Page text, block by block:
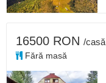
16500 RON /casă
Fără masă